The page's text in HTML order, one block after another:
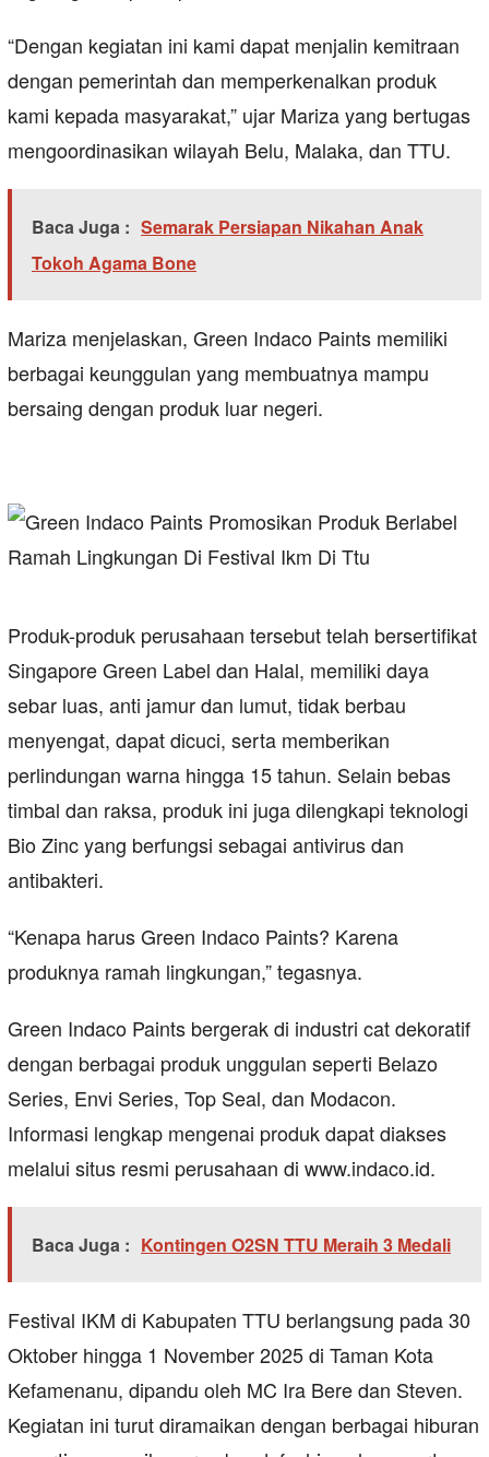
“Dengan kegiatan ini kami dapat menjalin kemitraan
dengan pemerintah dan memperkenalkan produk
kami kepada masyarakat,” ujar Mariza yang bertugas
mengoordinasikan wilayah Belu, Malaka, dan TTU.
Baca Juga : Semarak Persiapan Nikahan Anak
Tokoh Agama Bone
Mariza menjelaskan, Green Indaco Paints memiliki
berbagai keunggulan yang membuatnya mampu
bersaing dengan produk luar negeri.
Produk-produk perusahaan tersebut telah bersertifikat
Singapore Green Label dan Halal, memiliki daya
sebar luas, anti jamur dan lumut, tidak berbau
menyengat, dapat dicuci, serta memberikan
perlindungan warna hingga 15 tahun. Selain bebas
timbal dan raksa, produk ini juga dilengkapi teknologi
Bio Zinc yang berfungsi sebagai antivirus dan
antibakteri.
“Kenapa harus Green Indaco Paints? Karena
produknya ramah lingkungan,” tegasnya.
Green Indaco Paints bergerak di industri cat dekoratif
dengan berbagai produk unggulan seperti Belazo
Series, Envi Series, Top Seal, dan Modacon.
Informasi lengkap mengenai produk dapat diakses
melalui situs resmi perusahaan di www.indaco.id.
Baca Juga : Kontingen O2SN TTU Meraih 3 Medali
Festival IKM di Kabupaten TTU berlangsung pada 30
Oktober hingga 1 November 2025 di Taman Kota
Kefamenanu, dipandu oleh MC Ira Bere dan Steven.
Kegiatan ini turut diramaikan dengan berbagai hiburan